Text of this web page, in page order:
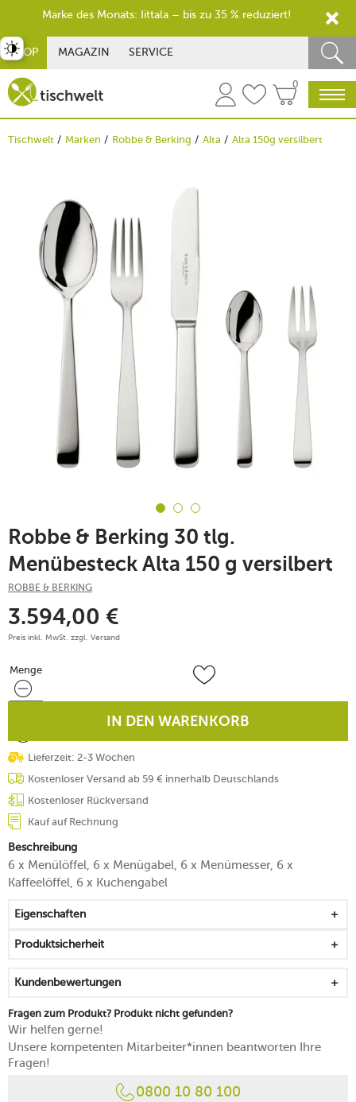
SHOP MAGAZIN SERVICE
0
Tischwelt Marken Robbe & Berking Alta Alta 150g versilbert
Robbe & Berking 30 tlg.
Menübesteck Alta 150 g versilbert
ROBBE & BERKING
3.594,00 €
Preis inkl. MwSt. zzgl. Versand
Menge
Menge
IN DEN WARENKORB
Lieferzeit: 2-3 Wochen
Kostenloser Versand ab 59 € innerhalb Deutschlands
Kostenloser Rückversand
Kauf auf Rechnung
Beschreibung
6 x Menülöffel, 6 x Menügabel, 6 x Menümesser, 6 x
Kaffeelöffel, 6 x Kuchengabel
Eigenschaften
Produktsicherheit
Kundenbewertungen
Fragen zum Produkt? Produkt nicht gefunden?
Wir helfen gerne!
Unsere kompetenten Mitarbeiter*innen beantworten Ihre
Fragen!
0800 10 80 100
umschalten
Marke des Monats: Iittala – bis zu 35 % reduziert!